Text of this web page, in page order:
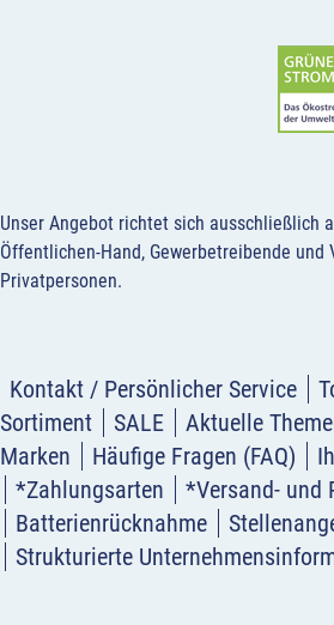
Unser Angebot richtet sich ausschließlich
Öffentlichen-Hand, Gewerbetreibende und
Privatpersonen.
Kontakt / Persönlicher Service
Sortiment
SALE Aktuelle
Marken
Häufige Fragen (FAQ)
*Zahlungsarten
*Versand- und
Batterienrücknahme
Strukturierte